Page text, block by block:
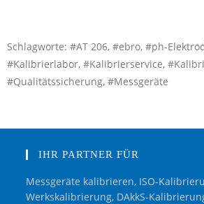
Schlagworte: #AT 206, #ebro, #ph-
#Kalibrierlabor, #Kalibrierservice,
#Qualitätssicherung, #Messgeräte
IHR PARTNER FÜR
Messgeräte kalibrieren, ISO-
Werkskalibrierung, DAkkS-